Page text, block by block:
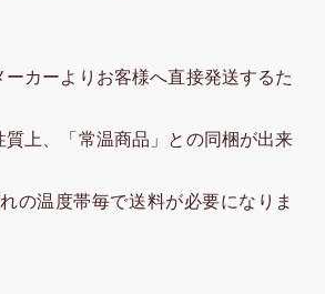
カーよりお客様へ直接発送するた
上、「常温商品」との同梱が出来
の温度帯毎で送料が必要になりま